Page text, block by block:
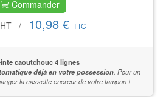
Commander
HT / 10,98 € TTC
caoutchouc 4 lignes
déjà en votre possession. Pour un
la cassette encreur de votre tampon !